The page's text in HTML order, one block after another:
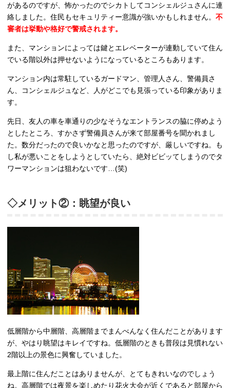
があるのですが、怖かったのでシカトしてコンシェルジュさんに連
絡しました。住民もセキュリティー意識が強いかもしれません。 不
審者は挙動や格好で警戒されます。
また、マンションによっては鍵とエレベーターが連動していて住ん
でいる階以外は押せないようになっているところもあります。
マンション内は常駐しているガードマン、管理人さん、警備員さ
ん、コンシェルジュなど、人がどこでも見張っている印象がありま
す。
先日、友人の車を車通りの少なそうなエントランスの脇に停めよう
としたところ、すかさず警備員さんが来て部屋番号を聞かれまし
た。数分だったので良いかなと思ったのですが、厳しいですね。も
し私が悪いことをしようとしていたら、絶対ビビッてしまうのでタ
ワーマンションは狙わないです…(笑)
◇メリット②：眺望が良い
低層階から中層階、高層階までまんべんなく住んだことがあります
が、やはり眺望はキレイですね。低層階のときも普段は見慣れない
2階以上の景色に興奮していました。
最上階に住んだことはありませんが、とてもきれいなのでしょう
ね。高層階では夜景を楽しめたり花火大会が近くであると部屋から